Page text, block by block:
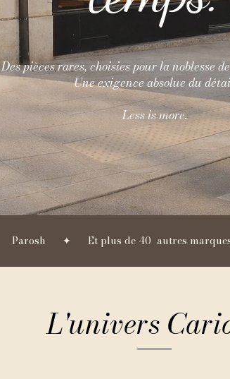
Des pièces rares, choisies pour la noblesse
Une exigence absolue du
Less is more.
Parosh      ✦      Et plus de 40  autres
L'univers